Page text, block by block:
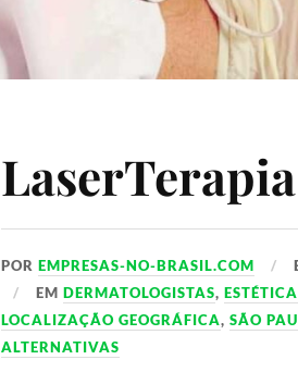
POREMPRESAS-NO-BRASIL.COM
EMDERMATOLOGISTAS,
LOCALIZAÇÃO GEOGRÁFICA,SÃO
ALTERNATIVAS